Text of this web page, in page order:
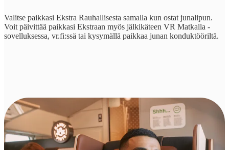
Valitse paikkasi Ekstra Rauhallisesta samalla kun ostat junalipun.
Voit päivittää paikkasi Ekstraan myös jälkikäteen VR Matkalla -
sovelluksessa, vr.fi:ssä tai kysymällä paikkaa junan konduktööriltä.